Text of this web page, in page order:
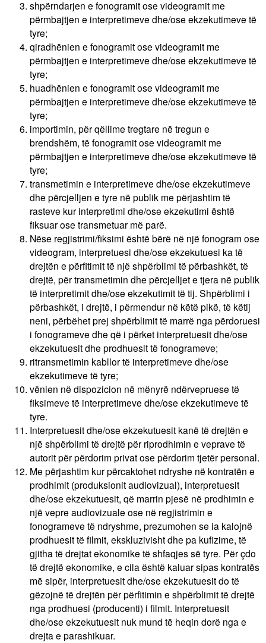
shpërndarjen e fonogramit ose videogramit me
përmbajtjen e interpretimeve dhe/ose ekzekutimeve të
tyre;
qiradhënien e fonogramit ose videogramit me
përmbajtjen e interpretimeve dhe/ose ekzekutimeve të
tyre;
huadhënien e fonogramit ose videogramit me
përmbajtjen e interpretimeve dhe/ose ekzekutimeve të
tyre;
importimin, për qëllime tregtare në tregun e
brendshëm, të fonogramit ose videogramit me
përmbajtjen e interpretimeve dhe/ose ekzekutimeve të
tyre;
transmetimin e interpretimeve dhe/ose ekzekutimeve
dhe përcjelljen e tyre në publik me përjashtim të
rasteve kur interpretimi dhe/ose ekzekutimi është
fiksuar ose transmetuar më parë.
Nëse regjistrimi/fiksimi është bërë në një fonogram ose
videogram, interpretuesi dhe/ose ekzekutuesi ka të
drejtën e përfitimit të një shpërblimi të përbashkët, të
drejtë, për transmetimin dhe përcjelljet e tjera në publik
të interpretimit dhe/ose ekzekutimit të tij. Shpërblimi i
përbashkët, i drejtë, i përmendur në këtë pikë, të këtij
neni, përbëhet prej shpërblimit të marrë nga përdoruesi
i fonogrameve dhe që i përket interpretuesit dhe/ose
ekzekutuesit dhe prodhuesit të fonogrameve;
ritransmetimin kabllor të interpretimeve dhe/ose
ekzekutimeve të tyre;
vënien në dispozicion në mënyrë ndërvepruese të
fiksimeve të interpretimeve dhe/ose ekzekutimeve të
tyre.
Interpretuesit dhe/ose ekzekutuesit kanë të drejtën e
një shpërblimi të drejtë për riprodhimin e veprave të
autorit për përdorim privat ose përdorim tjetër personal.
Me përjashtim kur përcaktohet ndryshe në kontratën e
prodhimit (produksionit audiovizual), interpretuesit
dhe/ose ekzekutuesit, që marrin pjesë në prodhimin e
një vepre audiovizuale ose në regjistrimin e
fonogrameve të ndryshme, prezumohen se ia kalojnë
prodhuesit të filmit, ekskluzivisht dhe pa kufizime, të
gjitha të drejtat ekonomike të shfaqjes së tyre. Për çdo
të drejtë ekonomike, e cila është kaluar sipas kontratës
më sipër, interpretuesit dhe/ose ekzekutuesit do të
gëzojnë të drejtën për përfitimin e shpërblimit të drejtë
nga prodhuesi (producenti) i filmit. Interpretuesit
dhe/ose ekzekutuesit nuk mund të heqin dorë nga e
drejta e parashikuar.